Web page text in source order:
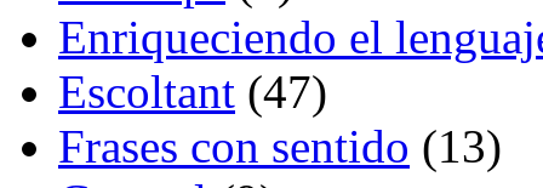
Enriqueciendo el
Escoltant (47)
Frases con sentido (13)